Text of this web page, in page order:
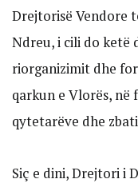
Drejtorisë Vendore
Ndreu, i cili do ketë
riorganizimit dhe
qarkun e Vlorës, në
qytetarëve dhe
Siç e dini, Drejtori i